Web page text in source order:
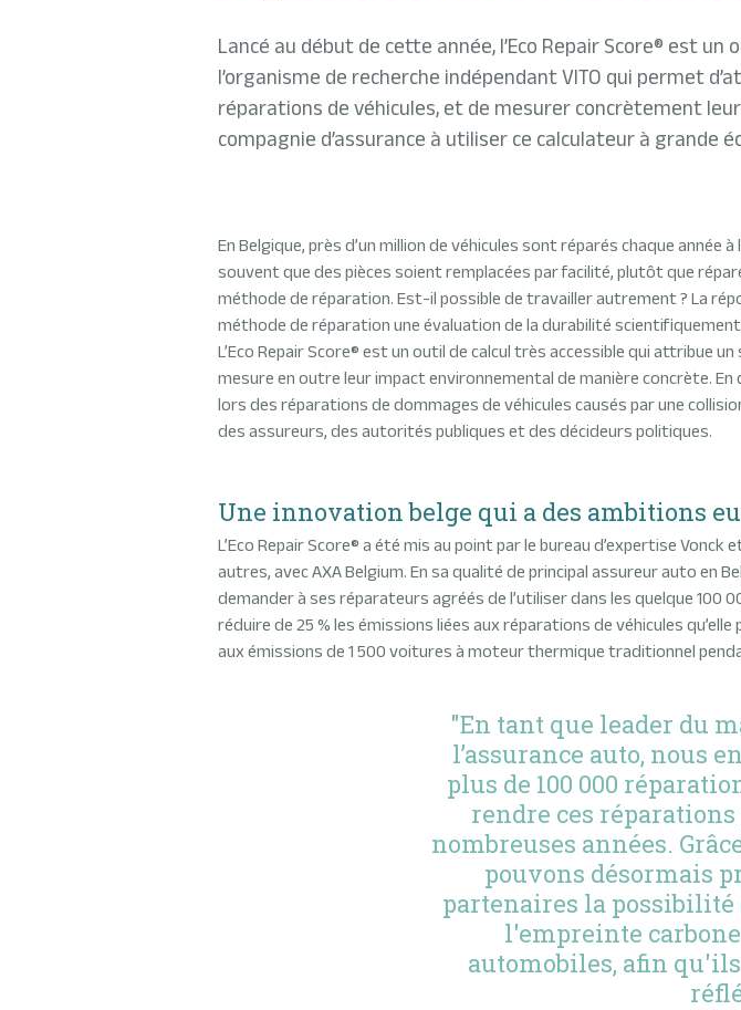
Lancé au début de cette année, l’Eco Repair Score® est
l’organisme de recherche indépendant VITO qui permet
réparations de véhicules, et de mesurer concrètement
compagnie d’assurance à utiliser ce calculateur à grande
En Belgique, près d’un million de véhicules sont réparés chaque
souvent que des pièces soient remplacées par facilité, plutôt que
méthode de réparation. Est-il possible de travailler autrement ? La
méthode de réparation une évaluation de la durabilité
L’Eco Repair Score® est un outil de calcul très accessible qui attribue
mesure en outre leur impact environnemental de manière concrète.
lors des réparations de dommages de véhicules causés par une
des assureurs, des autorités publiques et des décideurs politiques.
Une innovation belge qui a des ambitions
L’Eco Repair Score® a été mis au point par le bureau d’expertise
autres, avec AXA Belgium. En sa qualité de principal assureur auto en
demander à ses réparateurs agréés de l’utiliser dans les quelque 100
réduire de 25 % les émissions liées aux réparations de véhicules
aux émissions de 1 500 voitures à moteur thermique traditionnel
"En tant que leader du
l’assurance auto, nous
plus de 100 000
rendre ces
nombreuses années.
pouvons désormais
partenaires la
l'empreinte
automobiles, afin